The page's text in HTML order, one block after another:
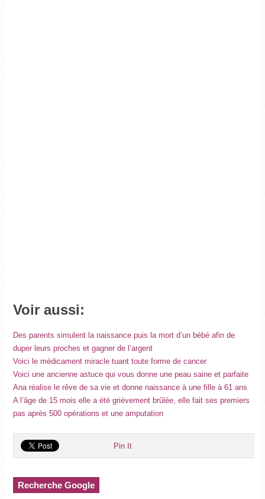
Voir aussi:
Des parents simulent la naissance puis la mort d’un bébé afin de
duper leurs proches et gagner de l’argent
Voici le médicament miracle tuant toute forme de cancer
Voici une ancienne astuce qui vous donne une peau saine et parfaite
Ana réalise le rêve de sa vie et donne naissance à une fille à 61 ans
A l’âge de 15 mois elle a été grièvement brûlée, elle fait ses premiers
pas après 500 opérations et une amputation
Pin It
Recherche Google